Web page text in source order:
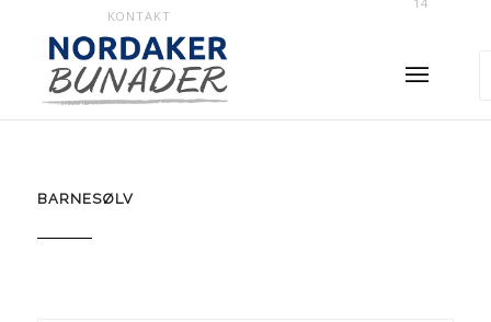
KONTAKT
BARNESØLV